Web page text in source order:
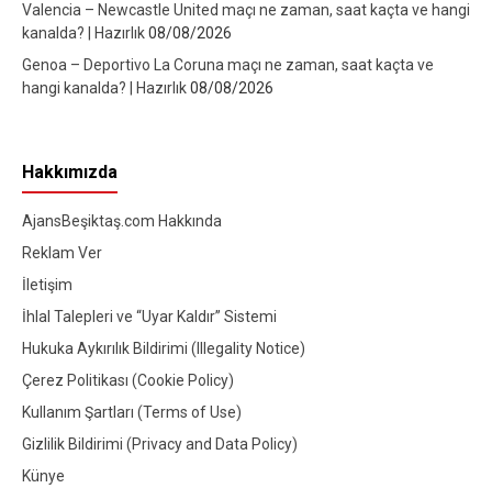
Valencia – Newcastle United maçı ne zaman, saat kaçta ve hangi
kanalda? | Hazırlık08/08/2026
Genoa – Deportivo La Coruna maçı ne zaman, saat kaçta ve
hangi kanalda? | Hazırlık08/08/2026
Hakkımızda
AjansBeşiktaş.com Hakkında
Reklam Ver
İletişim
İhlal Talepleri ve “Uyar Kaldır” Sistemi
Hukuka Aykırılık Bildirimi (Illegality Notice)
Çerez Politikası (Cookie Policy)
Kullanım Şartları (Terms of Use)
Gizlilik Bildirimi (Privacy and Data Policy)
Künye